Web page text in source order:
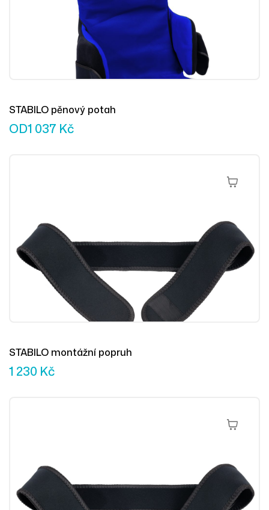
STABILO pěnový potah
OD1 037 Kč
Přidat Do
STABILO montážní popruh
1 230 Kč
Přidat Do